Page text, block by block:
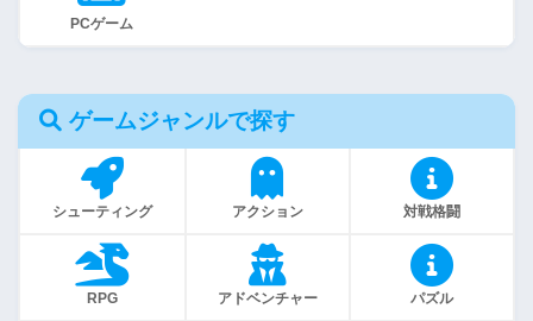
PCゲーム
ゲームジャンルで探す
シューティング アクション 対戦格闘
RPG アドベンチャー パズル